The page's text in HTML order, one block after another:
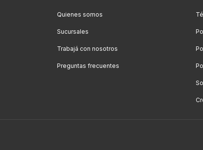
Quienes somos
Sucursales
Trabajá con nosotros
Preguntas frecuentes